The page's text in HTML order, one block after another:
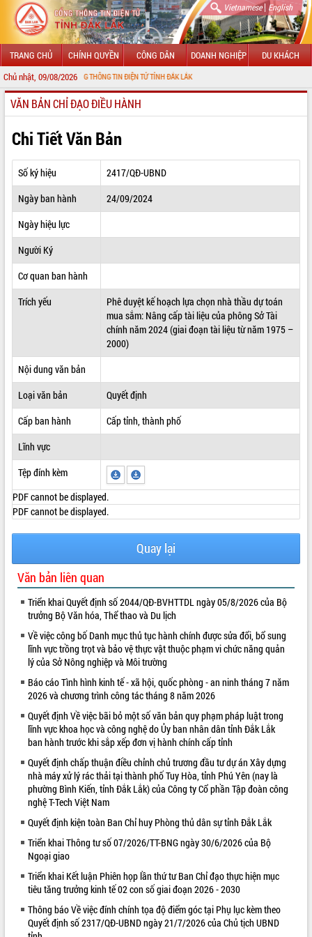
Vietnamese| English
TRANG CHỦ CHÍNH QUYỀN CÔNG DÂN DOANH NGHIỆP DU KHÁCH
Chủ nhật, 09/08/2026
ĐẾN VỚI CỔNG THÔNG TIN ĐIỆN TỬ TỈNH ĐẮK LẮK
GIỚI THIỆU
LÃNH ĐẠO UBND TỈNH
TIN TỨC SỰ KIỆN
SỞ, BAN, NGÀNH
THÔNG TIN CHỈ ĐẠO ĐIỀU HÀNH
HỆ THỐNG VĂN BẢN
VĂN BẢN HĐND TỈNH
QUY HOẠCH - KẾ HOẠCH
VIDEO
Trailer Lễ hội Sầu riêng Đắk Lắk năm
2026
và tặng quà người dân xã Cư Pui
Hội nghị UBND tỉnh Đắk Lắk thường kỳ
tháng 7/2026
Lễ truy tặng danh hiệu “Bà Mẹ Việt
Nam Anh hùng” và trao Huân chương
Lao động
UBND tỉnh Đắk Lắk triển khai nhiệm
ALBUM ẢNH
VĂN BẢN CHỈ ĐẠO ĐIỀU HÀNH
Chi Tiết Văn Bản
Số ký hiệu
2417/QĐ-UBND
Ngày ban hành
24/09/2024
Ngày hiệu lực
Người Ký
Cơ quan ban hành
Trích yếu
Phê duyệt kế hoạch lựa chọn nhà thầu dự toán
mua sắm: Nâng cấp tài liệu của phông Sở Tài
chính năm 2024 (giai đoạn tài liệu từ năm 1975 –
2000)
Nội dung văn bản
Loại văn bản
Quyết định
Cấp ban hành
Cấp tỉnh, thành phố
Lĩnh vực
Tệp đính kèm
PDF cannot be displayed.
PDF cannot be displayed.
Quay lại
Văn bản liên quan
Triển khai Quyết định số 2044/QĐ-BVHTTDL ngày 05/8/2026 của Bộ
trưởng Bộ Văn hóa, Thể thao và Du lịch
Về việc công bố Danh mục thủ tục hành chính được sửa đổi, bổ sung
lĩnh vực trồng trọt và bảo vệ thực vật thuộc phạm vi chức năng quản
lý của Sở Nông nghiệp và Môi trường
Báo cáo Tình hình kinh tế - xã hội, quốc phòng - an ninh tháng 7 năm
2026 và chương trình công tác tháng 8 năm 2026
Quyết định Về việc bãi bỏ một số văn bản quy phạm pháp luật trong
lĩnh vực khoa học và công nghệ do Ủy ban nhân dân tỉnh Đắk Lắk
ban hành trước khi sắp xếp đơn vị hành chính cấp tỉnh
Quyết định chấp thuận điều chỉnh chủ trương đầu tư dự án Xây dựng
nhà máy xử lý rác thải tại thành phố Tuy Hòa, tỉnh Phú Yên (nay là
phường Bình Kiến, tỉnh Đắk Lắk) của Công ty Cổ phần Tập đoàn công
nghệ T-Tech Việt Nam
Quyết định kiện toàn Ban Chỉ huy Phòng thủ dân sự tỉnh Đắk Lắk
Triển khai Thông tư số 07/2026/TT-BNG ngày 30/6/2026 của Bộ
Ngoại giao
Triển khai Kết luận Phiên họp lần thứ tư Ban Chỉ đạo thực hiện mục
tiêu tăng trưởng kinh tế 02 con số giai đoạn 2026 - 2030
Thông báo Về việc đính chính tọa độ điểm góc tại Phụ lục kèm theo
Quyết định số 2317/QĐ-UBND ngày 21/7/2026 của Chủ tịch UBND